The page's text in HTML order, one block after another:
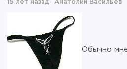
15 лет назад Анатолий Васильев
Обычно